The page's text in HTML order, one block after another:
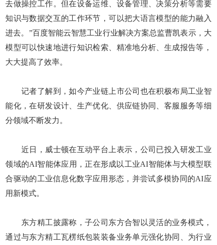
去做操控工作。但在设备运维、设备管理、决策分析等需要
知识与数据交互的工作环节，可以把大语言模型的能力融入
进去。”百度智能云智慧工业行业解决方案总监曹凯表示，大
模型可以快速地进行知识检索、精准地分析、生成报告等，
大大提高了效率。
记者了解到，如今产业链上市公司也在积极布局工业智
能化，在研发设计、生产优化、供应链协同、客服服务等细
分领域不断发力。
近日，威士顿在互动平台上表示，公司已投入研发工业
领域的AI智能体应用，正在形成以工业AI智能体与大模型联
合驱动的工业信息化数字应用形态，并尝试多模协同的AI应
用新模式。
东方精工披露称，子公司东方合智以灵活的业务模式，
通过与东方精工瓦楞纸包装装备业务单元强化协同、为行业